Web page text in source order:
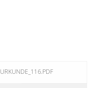
URKUNDE_116.PDF